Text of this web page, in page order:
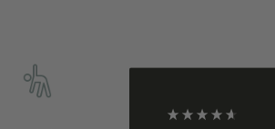
Website, zudem wurde mir eine Hose
erfolgreicher Bestellung durch den Händler
da sie nicht verfügbar sei (obwohl
online angezeigt). Wann die Hose wieder